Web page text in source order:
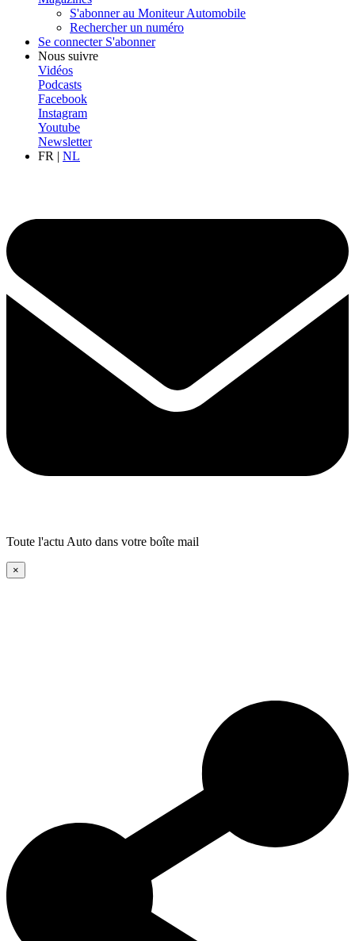
S'abonner au Moniteur Automobile
Rechercher un numéro
Se connecter S'abonner
Nous suivre
Vidéos
Podcasts
Facebook
Instagram
Youtube
Newsletter
FR | NL
Toute l'actu Auto dans votre boîte mail
×